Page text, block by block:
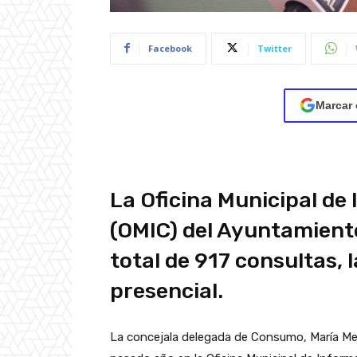
Facebook Twitter
Marcar
La Oficina Municipal
(OMIC) del
total de 917 consultas,
presencial.
La concejala delegada de Consumo, María